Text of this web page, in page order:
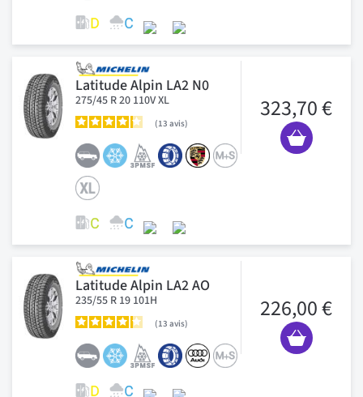
Latitude Alpin LA2 N0
275/45 R 20 110V XL
13 avis
323,70 €
Latitude Alpin LA2 AO
235/55 R 19 101H
13 avis
226,00 €